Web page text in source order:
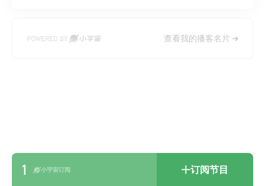
查看我的播客名片
1 小宇宙订阅 订阅节目